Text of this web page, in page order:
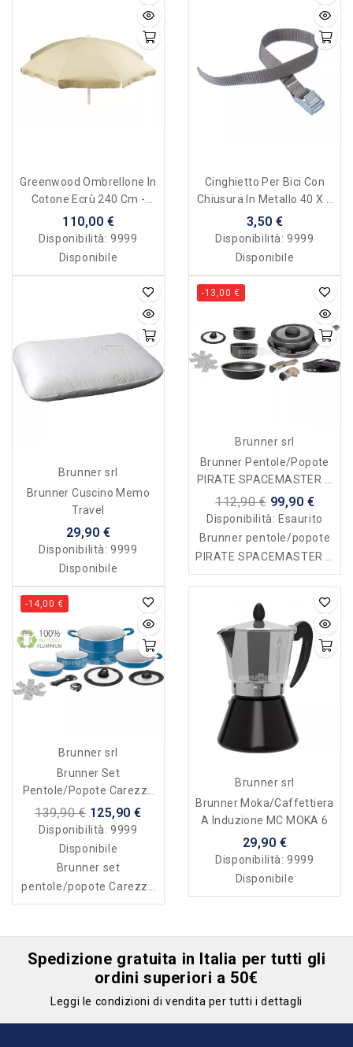
Greenwood Ombrellone In
Cotone Ecrù 240 Cm -
Made In Italy
110,00 €
Disponibilità:9999
Disponibile
Cinghietto Per Bici Con
Chiusura In Metallo 40 X 2
Cm
3,50 €
Disponibilità:9999
Disponibile
Brunner srl
Brunner Cuscino Memo
Travel
29,90 €
Disponibilità:9999
Disponibile
-13,00 €
Brunner srl
Brunner Pentole/popote
PIRATE SPACEMASTER Ø
26
112,90 € 99,90 €
Disponibilità: Esaurito
Brunner pentole/popote
PIRATE SPACEMASTER Ø
26
-14,00 €
Brunner srl
Brunner Set
Pentole/popote Carezza
Magnetogrip 7+1 Ø 24 Cm
139,90 € 125,90 €
Disponibilità:9999
Disponibile
Brunner set
pentole/popote Carezza
Magnetogrip 7+1 Ø 24 cm
Brunner srl
Brunner Moka/Caffettiera
A Induzione MC MOKA 6
29,90 €
Disponibilità:9999
Disponibile
Spedizione gratuita in Italia per tutti gli
ordini superiori a 50€
Leggi le condizioni di vendita per tutti i dettagli